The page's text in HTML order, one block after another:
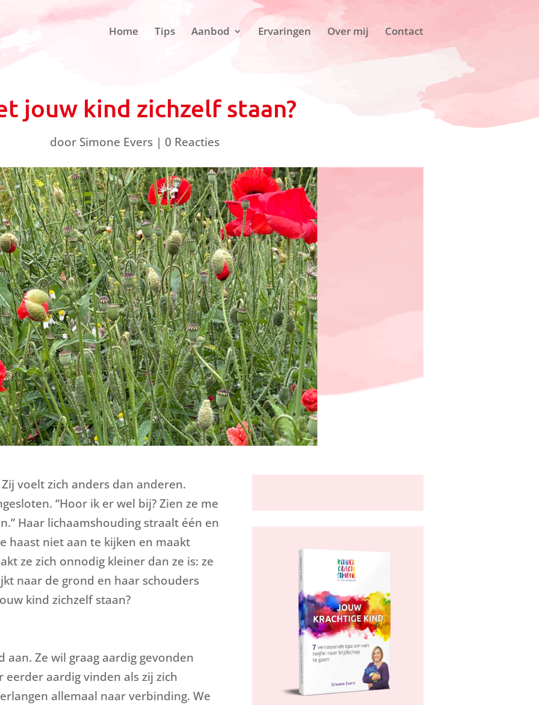
Home Tips Aanbod Ervaringen Over mij Contact
jouw kind zichzelf staan?
door Simone Evers | 0 Reacties
voelt zich anders dan anderen.
“Hoor ik er wel bij? Zien ze me
Haar lichaamshouding straalt één en
haast niet aan te kijken en maakt
ze zich onnodig kleiner dan ze is: ze
naar de grond en haar schouders
kind zichzelf staan?
aan. Ze wil graag aardig gevonden
aardig vinden als zij zich
allemaal naar verbinding. We